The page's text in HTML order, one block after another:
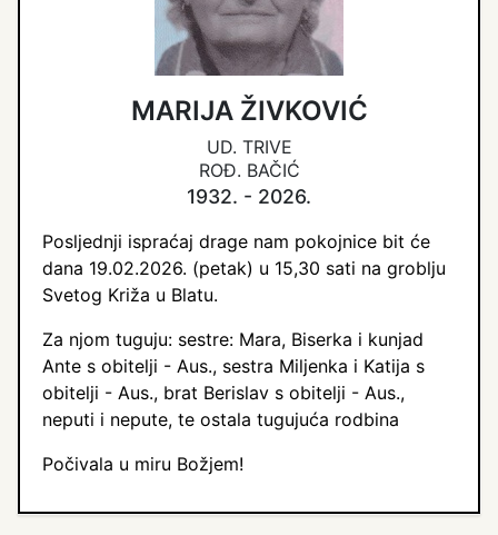
MARIJA ŽIVKOVIĆ
UD. TRIVE
ROĐ. BAČIĆ
1932. - 2026.
Posljednji ispraćaj drage nam pokojnice bit će
dana 19.02.2026. (petak) u 15,30 sati na groblju
Svetog Križa u Blatu.
Za njom tuguju: sestre: Mara, Biserka i kunjad
Ante s obitelji - Aus., sestra Miljenka i Katija s
obitelji - Aus., brat Berislav s obitelji - Aus.,
neputi i nepute, te ostala tugujuća rodbina
Počivala u miru Božjem!